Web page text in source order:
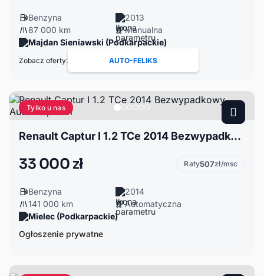
Benzyna
2013
87 000 km
Manualna
Majdan Sieniawski (Podkarpackie)
Zobacz oferty: AUTO-FELIKS
Tylko u nas
Renault Captur I 1.2 TCe 2014 Bezwypadkowy, Automat, Navi
33 000 zł Raty507zł/msc
Benzyna
2014
141 000 km
Automatyczna
Mielec (Podkarpackie)
Ogłoszenie prywatne